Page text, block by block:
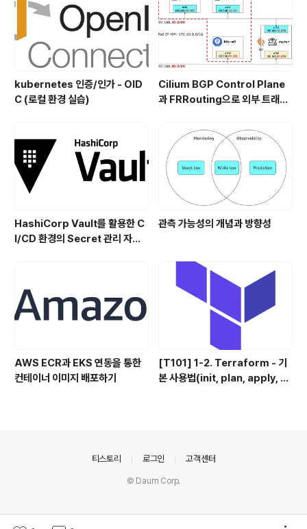
kubernetes 인증/인가 - OID
C (로컬 환경 실습)
Cilium BGP Control Plane
과 FRRouting으로 외부 트래픽
HashiCorp Vault를 활용한 C
I/CD 환경의 Secret 관리 자동
관측 가능성의 개념과 방향성
AWS ECR과 EKS 연동을 통한
컨테이너 이미지 배포하기
[T101] 1-2. Terraform - 기
본 사용법(init, plan, apply, d
티스토리 로그인 고객센터
© Daum Corp.